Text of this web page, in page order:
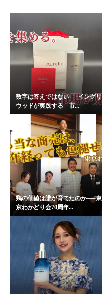
数字は答えではない──イングリ
ウッドが実践する「市...
鶏の価値は誰が育てたのか──東
京わかどり会70周年...